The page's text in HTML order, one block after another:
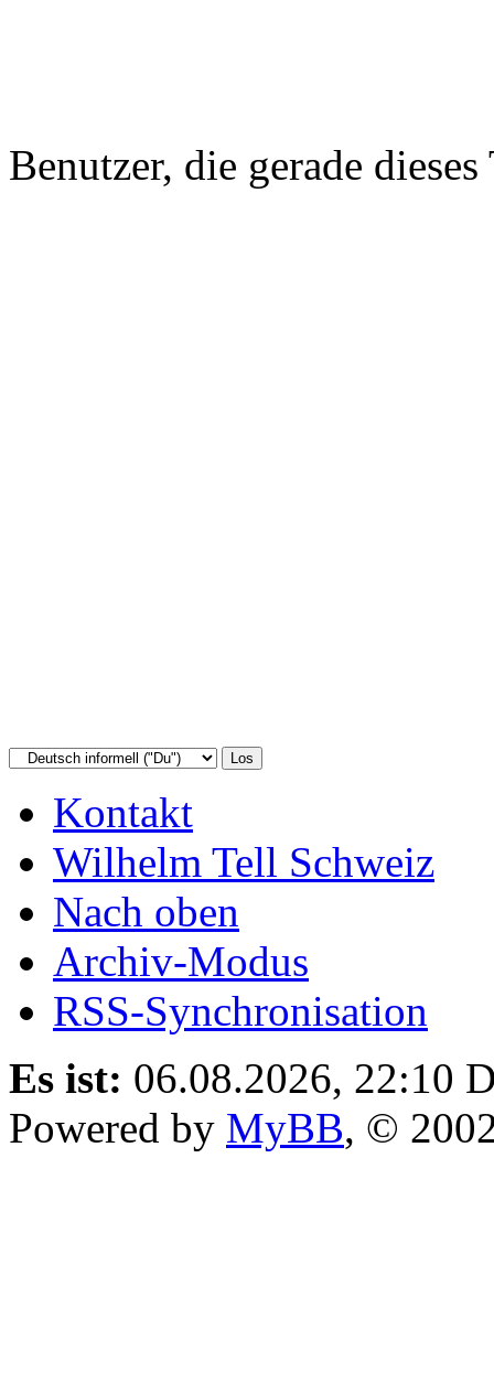
Benutzer, die gerade
Kontakt
Wilhelm Tell Schweiz
Nach oben
Archiv-Modus
RSS-Synchronisation
Es ist: 06.08.2026, 22:10
Powered by MyBB, ©